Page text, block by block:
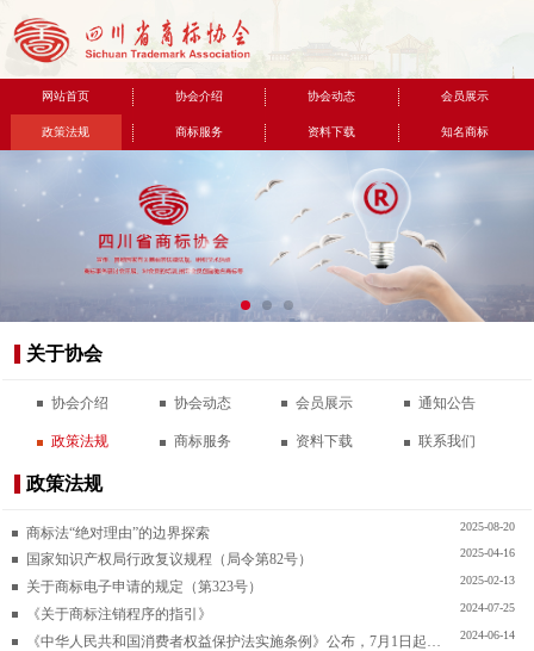
网站首页 协会介绍 协会动态 会员展示
政策法规 商标服务 资料下载 知名商标
联系我们
关于协会
协会介绍 协会动态 会员展示 通知公告
政策法规 商标服务 资料下载 联系我们
政策法规
商标法“绝对理由”的边界探索 2025-08-20
国家知识产权局行政复议规程（局令第82号） 2025-04-16
关于商标电子申请的规定（第323号） 2025-02-13
《关于商标注销程序的指引》 2024-07-25
《中华人民共和国消费者权益保护法实施条例》公布，7月1日起施行 2024-06-14